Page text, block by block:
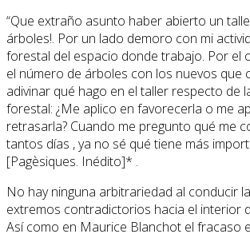
“Que extraño asunto haber abierto un
árboles!. Por un lado demoro con mi
forestal del espacio donde trabajo. Por el
el número de árboles con los nuevos que
adivinar qué hago en el taller respecto de
forestal: ¿Me aplico en favorecerla o me
retrasarla? Cuando me pregunto qué me
tantos días , ya no sé qué tiene más
[Pagèsiques. Inédito]* .
No hay ninguna arbitrariedad al conducir
extremos contradictorios hacia el interior
Así como en Maurice Blanchot el fracaso